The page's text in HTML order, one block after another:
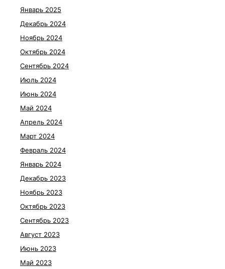
Январь 2025
Декабрь 2024
Ноябрь 2024
Октябрь 2024
Сентябрь 2024
Июль 2024
Июнь 2024
Май 2024
Апрель 2024
Март 2024
Февраль 2024
Январь 2024
Декабрь 2023
Ноябрь 2023
Октябрь 2023
Сентябрь 2023
Август 2023
Июнь 2023
Май 2023